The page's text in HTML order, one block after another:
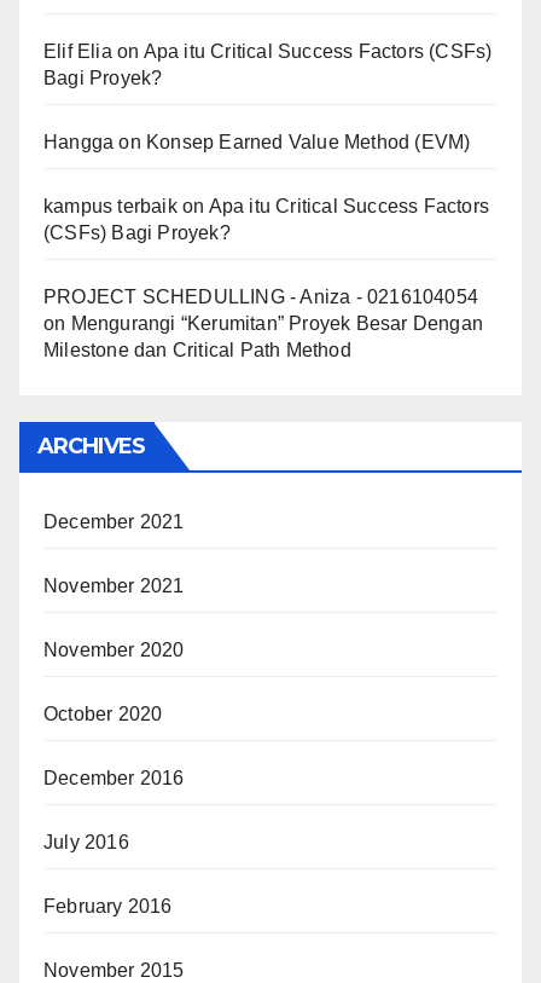
Elif Eliaon Apa itu Critical Success Factors (CSFs)
Bagi Proyek?
Hangga on Konsep Earned Value Method (EVM)
kampus terbaikon Apa itu Critical Success Factors
(CSFs) Bagi Proyek?
PROJECT SCHEDULLING - Aniza - 0216104054
on Mengurangi “Kerumitan” Proyek Besar Dengan
Milestone dan Critical Path Method
ARCHIVES
December 2021
November 2021
November 2020
October 2020
December 2016
July 2016
February 2016
November 2015